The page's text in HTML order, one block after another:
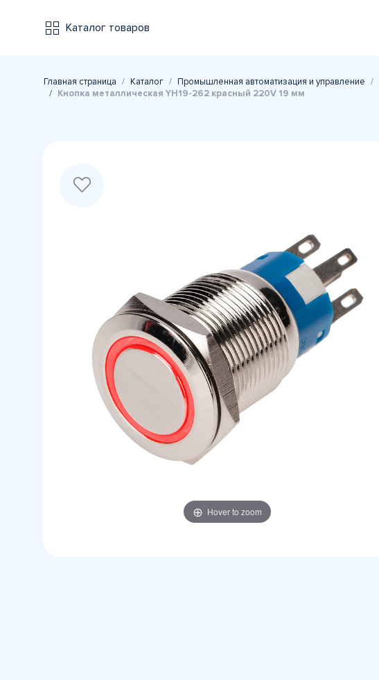
Каталог товаров
Главная страница Каталог Промышленная автоматизация и управление
Кнопка металлическая YH19-262 красный 220V 19 мм
Hover to zoom